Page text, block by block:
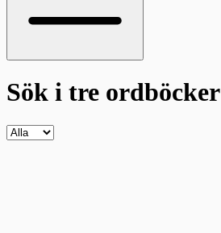
Sök i tre ordböcker